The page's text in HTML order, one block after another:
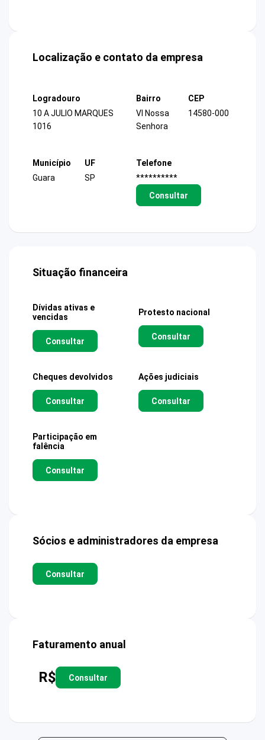
Localização e contato da empresa
Logradouro
10 A JULIO MARQUES
1016
Bairro
Vl Nossa
Senhora
CEP
14580-000
Município
Guara
UF
SP
Telefone
**********
Consultar
Situação financeira
Dívidas ativas e
vencidas
Consultar
Protesto nacional
Consultar
Cheques devolvidos
Consultar
Ações judiciais
Consultar
Participação em
falência
Consultar
Sócios e administradores da empresa
Consultar
Faturamento anual
R$ Consultar